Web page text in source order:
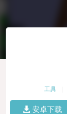
工具
安卓下载